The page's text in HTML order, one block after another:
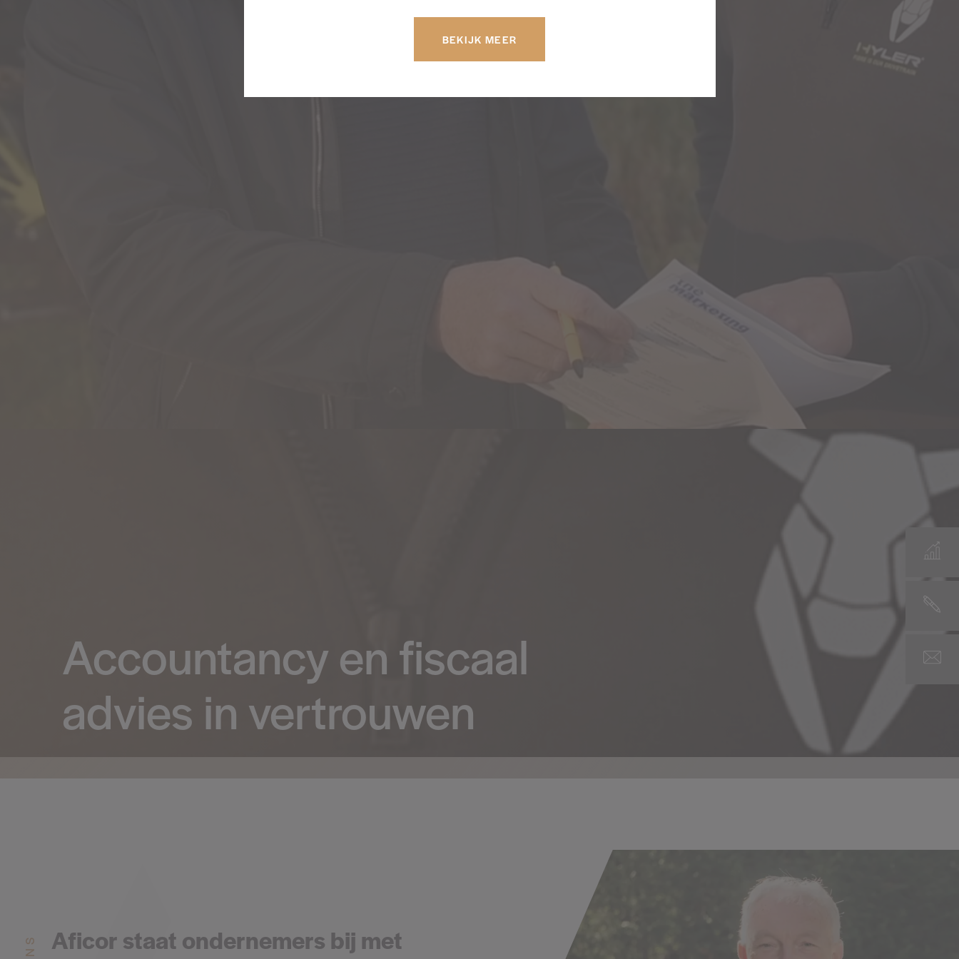
Accountancy en fiscaal
advies in vertrouwen
Aficor staat ondernemers bij met
BEKIJK MEER